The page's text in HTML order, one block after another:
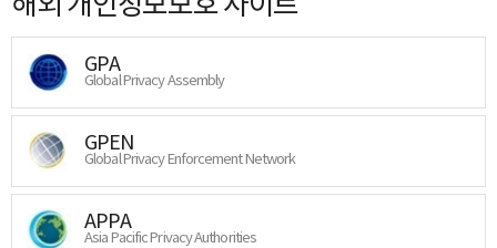
GPA
Global Privacy Assembly
GPEN
Global Privacy Enforcement Network
APPA
Asia Pacific Privacy Authorities